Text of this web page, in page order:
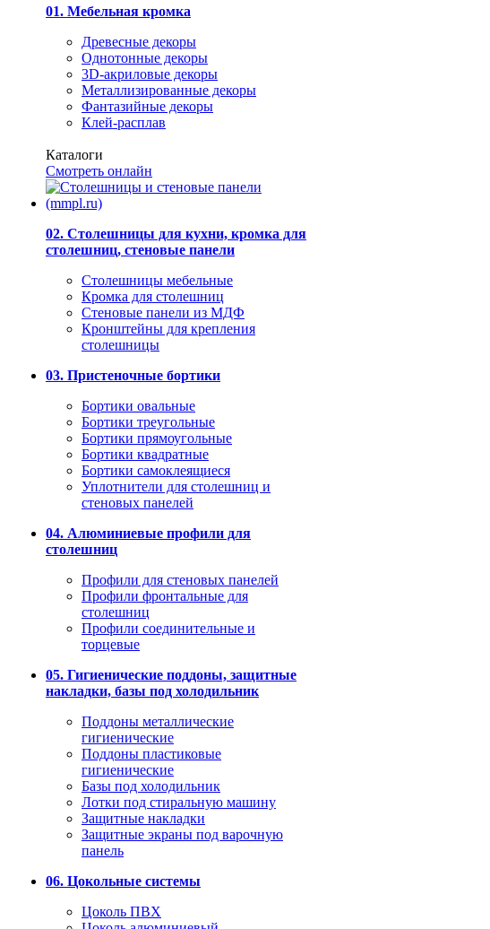
01. Мебельная кромка
Древесные декоры
Однотонные декоры
3D-акриловые декоры
Металлизированные декоры
Фантазийные декоры
Клей-расплав
Каталоги
Смотреть онлайн
02. Столешницы для кухни, кромка для
столешниц, стеновые панели
Столешницы мебельные
Кромка для столешниц
Стеновые панели из МДФ
Кронштейны для крепления
столешницы
03. Пристеночные бортики
Бортики овальные
Бортики треугольные
Бортики прямоугольные
Бортики квадратные
Бортики самоклеящиеся
Уплотнители для столешниц и
стеновых панелей
04. Алюминиевые профили для
столешниц
Профили для стеновых панелей
Профили фронтальные для
столешниц
Профили соединительные и
торцевые
05. Гигиенические поддоны, защитные
накладки, базы под холодильник
Поддоны металлические
гигиенические
Поддоны пластиковые
гигиенические
Базы под холодильник
Лотки под стиральную машину
Защитные накладки
Защитные экраны под варочную
панель
06. Цокольные системы
Цоколь ПВХ